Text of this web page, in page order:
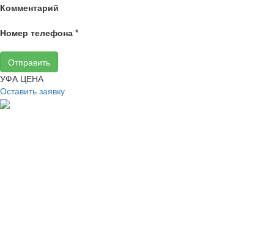
Комментарий
Номер телефона *
Отправить
УФА ЦЕНА
Оставить заявку